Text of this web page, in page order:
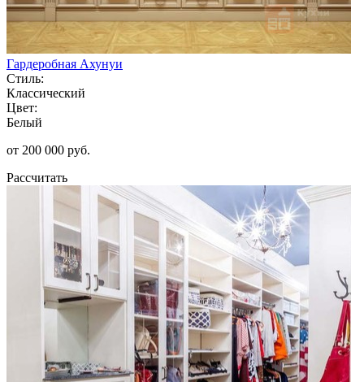
Гардеробная Ахунуи
Стиль:
Классический
Цвет:
Белый
от 200 000 руб.
Рассчитать